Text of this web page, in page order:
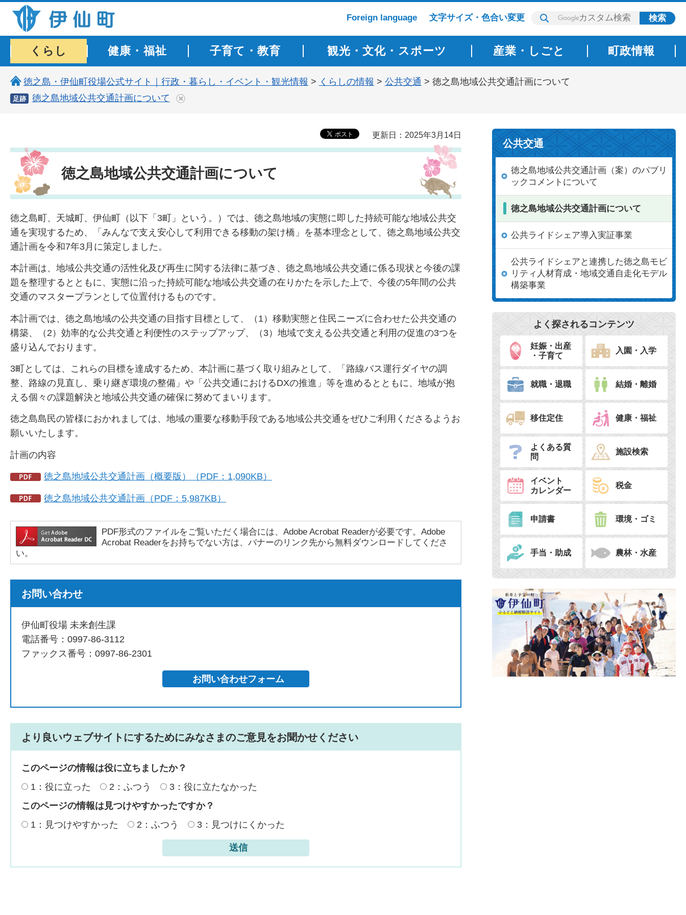
伊仙町 健康・長寿と子宝の町 Foreign language 文字サイズ・色合い変更
くらし 健康・福祉 子育て・教育 観光・文化・スポーツ 産業・しごと 町政情報
徳之島・伊仙町役場公式サイト｜行政・暮らし・イベント・観光情報 > くらしの情報 > 公共交通 > 徳之島地域公共交通計画について
足跡 徳之島地域公共交通計画について
更新日：2025年3月14日
徳之島地域公共交通計画について
徳之島町、天城町、伊仙町（以下「3町」という。）では、徳之島地域の実態に即した持続可能な地域公共交
通を実現するため、「みんなで支え安心して利用できる移動の架け橋」を基本理念として、徳之島地域公共交
通計画を令和7年3月に策定しました。
本計画は、地域公共交通の活性化及び再生に関する法律に基づき、徳之島地域公共交通に係る現状と今後の課
題を整理するとともに、実態に沿った持続可能な地域公共交通の在りかたを示した上で、今後の5年間の公共
交通のマスタープランとして位置付けるものです。
本計画では、徳之島地域の公共交通の目指す目標として、（1）移動実態と住民ニーズに合わせた公共交通の
構築、（2）効率的な公共交通と利便性のステップアップ、（3）地域で支える公共交通と利用の促進の3つを
盛り込んでおります。
3町としては、これらの目標を達成するため、本計画に基づく取り組みとして、「路線バス運行ダイヤの調
整、路線の見直し、乗り継ぎ環境の整備」や「公共交通におけるDXの推進」等を進めるとともに、地域が抱
える個々の課題解決と地域公共交通の確保に努めてまいります。
徳之島島民の皆様におかれましては、地域の重要な移動手段である地域公共交通をぜひご利用くださるようお
願いいたします。
計画の内容
徳之島地域公共交通計画（概要版）（PDF：1,090KB）
徳之島地域公共交通計画（PDF：5,987KB）
PDF形式のファイルをご覧いただく場合には、Adobe Acrobat Readerが必要です。Adobe
Acrobat Readerをお持ちでない方は、バナーのリンク先から無料ダウンロードしてくださ
い。
お問い合わせ
伊仙町役場 未来創生課
電話番号：0997-86-3112
ファックス番号：0997-86-2301
より良いウェブサイトにするためにみなさまのご意見をお聞かせください
このページの情報は役に立ちましたか？
1：役に立った
2：ふつう
3：役に立たなかった
このページの情報は見つけやすかったですか？
1：見つけやすかった
2：ふつう 3：見つけにくかった
公共交通
徳之島地域公共交通計画（案）のパブリ
ックコメントについて
徳之島地域公共交通計画について
公共ライドシェア導入実証事業
公共ライドシェアと連携した徳之島モビ
リティ人材育成・地域交通自走化モデル
構築事業
よく探されるコンテンツ
妊娠・出産
・子育て
入園・入学
就職・退職 結婚・離婚
移住定住 健康・福祉
よくある質
問
施設検索
イベント
カレンダー
税金
申請書 環境・ゴミ
手当・助成 農林・水産